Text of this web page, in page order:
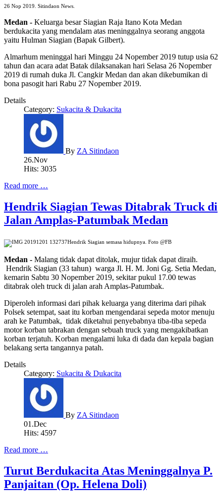
26 Nop 2019. Sitindaon News.
Medan - Keluarga besar Siagian Raja Itano Kota Medan
berdukacita yang mendalam atas meninggalnya seorang anggota
yaitu Hulman Siagian (Bapak Gilbert).
Almarhum meninggal hari Minggu 24 Nopember 2019 tutup usia 62
tahun dan acara adat Batak dilaksanakan hari Selasa 26 Nopember
2019 di rumah duka Jl. Cangkir Medan dan akan dikebumikan di
bona pasogit hari Rabu 27 Nopember 2019.
Details
Category: Sukacita & Dukacita
By ZA Sitindaon
26.Nov
Hits: 3035
Read more …
Hendrik Siagian Tewas Ditabrak Truck di
Jalan Amplas-Patumbak Medan
Hendrik Siagian semasa hidupnya. Foto @FB
Medan - Malang tidak dapat ditolak, mujur tidak dapat diraih.
Hendrik Siagian (33 tahun) warga Jl. H. M. Joni Gg. Setia Medan,
kemarin Sabtu 30 Nopember 2019, sekitar pukul 17.00 tewas
ditabrak oleh truck di jalan arah Amplas-Patumbak.
Diperoleh informasi dari pihak keluarga yang diterima dari pihak
Polsek setempat, saat itu korban mengendarai sepeda motor menuju
arah ke Patumbak, tidak diketahui penyebabnya tiba-tiba sepeda
motor korban tabrakan dengan sebuah truck yang mengakibatkan
korban terjatuh. Korban mengalami luka di dada dan kepala bagian
belakang serta tangannya patah.
Details
Category: Sukacita & Dukacita
By ZA Sitindaon
01.Dec
Hits: 4597
Read more …
Turut Berdukacita Atas Meninggalnya P.
Panjaitan (Op. Helena Doli)